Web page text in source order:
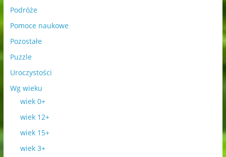
Podróże
Pomoce naukowe
Pozostałe
Puzzle
Uroczystości
Wg wieku
wiek 0+
wiek 12+
wiek 15+
wiek 3+